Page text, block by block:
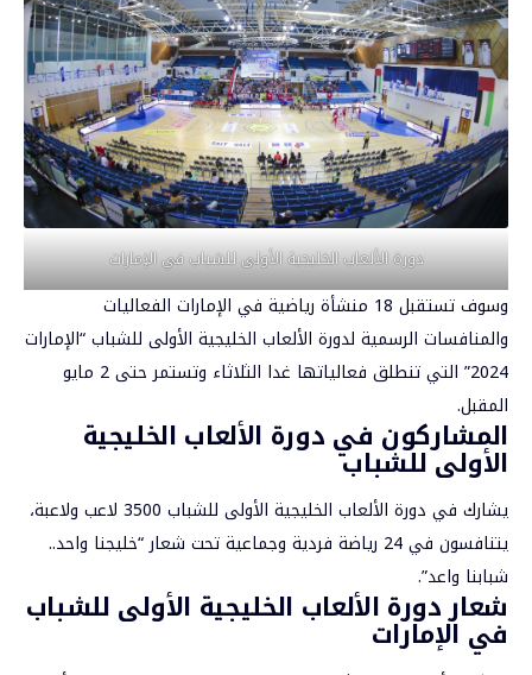
دورة الألعاب الخليجية الأولى للشباب في الإمارات
وسوف تستقبل 18 منشأة رياضية في الإمارات الفعاليات
والمنافسات الرسمية لدورة الألعاب الخليجية الأولى للشباب “الإمارات
2024” التي تنطلق فعالياتها غدا الثلاثاء وتستمر حتى 2 مايو
المقبل.
المشاركون في دورة الألعاب الخليجية
الأولى للشباب
يشارك في دورة الألعاب الخليجية الأولى للشباب 3500 لاعب ولاعبة،
يتنافسون في 24 رياضة فردية وجماعية تحت شعار “خليجنا واحد..
شبابنا واعد”.
شعار دورة الألعاب الخليجية الأولى للشباب
في الإمارات